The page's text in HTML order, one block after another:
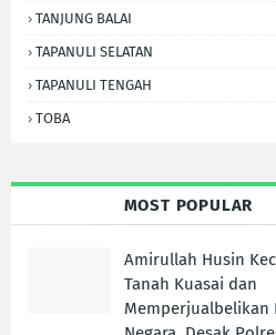
TANJUNG BALAI
TAPANULI SELATAN
TAPANULI TENGAH
TOBA
MOST POPULAR
Amirullah Husin
Tanah Kuasai dan
Memperjualbelikan